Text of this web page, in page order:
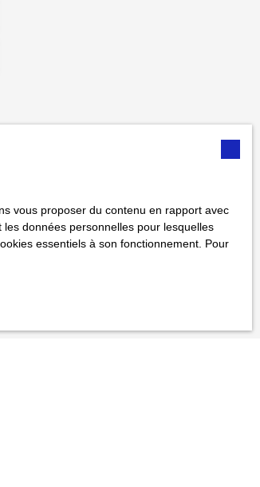
vous proposer du contenu en rapport avec
données personnelles pour lesquelles
essentiels à son fonctionnement. Pour